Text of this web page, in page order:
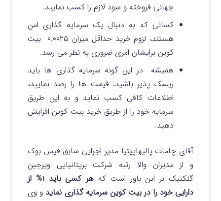
جهانی فروخته و سود لازم را کسب نمایید.
کسانی که به دنبال یک سرمایه گذاری امن
هستند، لزوم خرید حداقل میزان ۰.۰۰۲۵ بیت
کوین برایشان امری ضروری به نظر می رسد.
همیشه در این گونه سرمایه گذاری ها باید
ریسک پذیر باشید. قیمت ها را رصد نمایید،
اطلاعات کافی کسب نماید و به این طریق
سرمایه خود را از طریق خرید بیت کوین افزایش
دهید.
آقای چامات پالیهاپیتیا مدیر اجرایی سابق فیس بوک
و از مدیران والا رتبه شرکت بریتانیایی ویرجین
گلکتیک بر این باور است که
هر کسی باید ۱% از
دارایی خود را در بیت کوین سرمایه گذاری نماید و وی